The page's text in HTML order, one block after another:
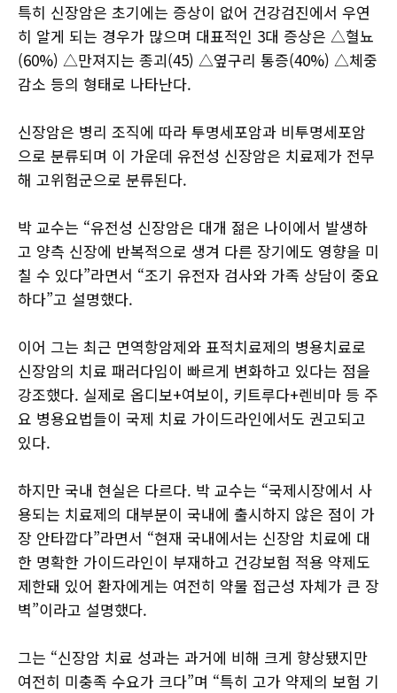
특히 신장암은 초기에는 증상이 없어 건강검진에서 우연
히 알게 되는 경우가 많으며 대표적인 3대 증상은 △혈뇨
(60%) △만져지는 종괴(45) △옆구리 통증(40%) △체중
감소 등의 형태로 나타난다.
신장암은 병리 조직에 따라 투명세포암과 비투명세포암
으로 분류되며 이 가운데 유전성 신장암은 치료제가 전무
해 고위험군으로 분류된다.
박 교수는 “유전성 신장암은 대개 젊은 나이에서 발생하
고 양측 신장에 반복적으로 생겨 다른 장기에도 영향을 미
칠 수 있다”라면서 “조기 유전자 검사와 가족 상담이 중요
하다”고 설명했다.
이어 그는 최근 면역항암제와 표적치료제의 병용치료로
신장암의 치료 패러다임이 빠르게 변화하고 있다는 점을
강조했다. 실제로 옵디보+여보이, 키트루다+렌비마 등 주
요 병용요법들이 국제 치료 가이드라인에서도 권고되고
있다.
하지만 국내 현실은 다르다. 박 교수는 “국제시장에서 사
용되는 치료제의 대부분이 국내에 출시하지 않은 점이 가
장 안타깝다”라면서 “현재 국내에서는 신장암 치료에 대
한 명확한 가이드라인이 부재하고 건강보험 적용 약제도
제한돼 있어 환자에게는 여전히 약물 접근성 자체가 큰 장
벽”이라고 설명했다.
그는 “신장암 치료 성과는 과거에 비해 크게 향상됐지만
여전히 미충족 수요가 크다”며 “특히 고가 약제의 보험 기